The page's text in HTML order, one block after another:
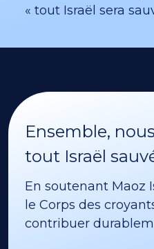
« tout Israël sera
Ensemble,
tout Israël
En soutenant Maoz
le Corps des
contribuer